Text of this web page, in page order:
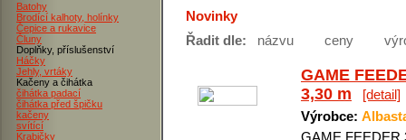
Batohy
Brodící kalhoty, holínky
Čepice a rukavice
Čluny
Doplňky, příslušenství
Háčky
Jehly, vrtáky
Kačeny a čihátka
čihátka padací
čihátka před špičku
kačeny
svítící
Krabičky
Novinky
Řadit dle:
názvu ceny
GAME
3,30 m
[detail]
Výrobce:
GAME FEEDER